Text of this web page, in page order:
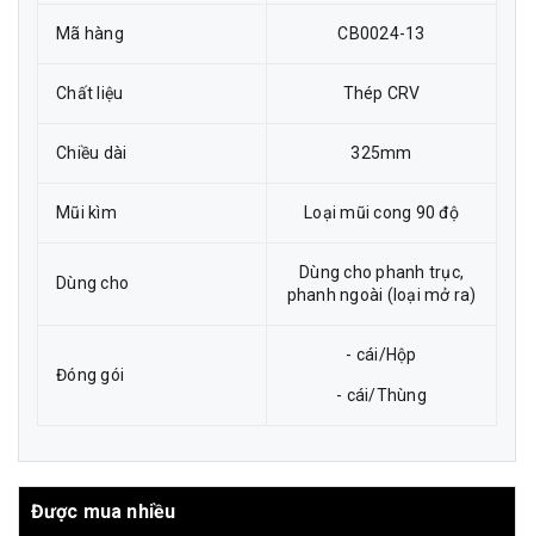
Mã hàng CB0024-13
Chất liệu Thép CRV
Chiều dài 325mm
Mũi kìm Loại mũi cong 90 độ
Dùng cho
Dùng cho phanh trục,
phanh ngoài (loại mở ra)
Đóng gói
- cái/Hộp
- cái/Thùng
Được mua nhiều